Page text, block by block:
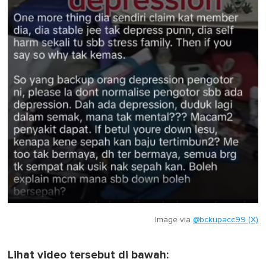
Image via @bckupacc99 (X)
Lihat video tersebut di bawah: